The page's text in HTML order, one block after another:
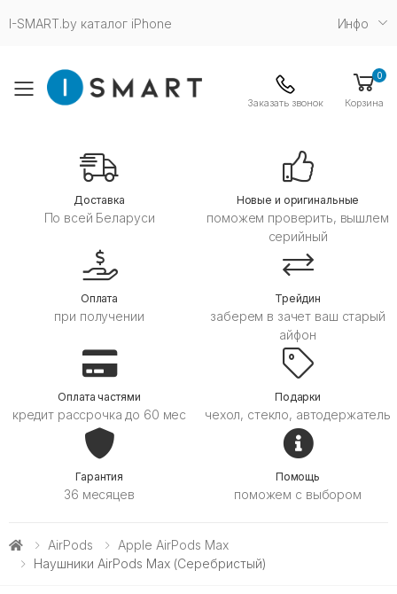
I-SMART.by каталог iPhone Инфо
Toggle mobile menuЗаказать звонок
0
Корзина
Дoставка
По всей Беларуси
Новые и оригинальные
поможем проверить, вышлем
серийный
Оплата
при получении
Трейдин
заберем в зачет ваш старый
айфон
Оплата частями
кредит рассрочка до 60 мес
Подарки
чехол, стекло, автодержатель
Гарантия
36 месяцев
Помощь
поможем с выбором
AirPods
Apple AirPods Max
Наушники AirPods Max (серебристый)